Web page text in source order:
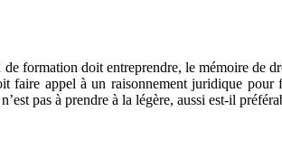
formation doit entreprendre, le mémoire de
faire appel à un raisonnement juridique
pas à prendre à la légère, aussi est-il